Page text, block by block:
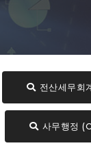
전산세무회
사무행정